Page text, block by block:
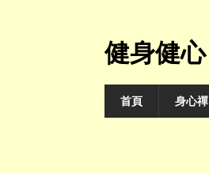
健身健心
首頁 身心禪